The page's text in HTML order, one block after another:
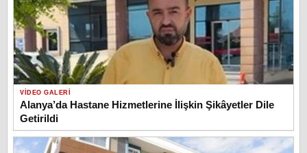
VIDEO GALERI
Alanya’da Hastane Hizmetlerine İlişkin Şikâyetler Dile
Getirildi